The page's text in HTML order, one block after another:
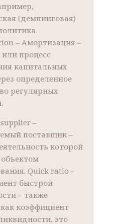
(демпинговая)
– Амортизация –
или процесс
капитальных
определенное
регулярных
–
поставщик –
которой
Quick ratio –
быстрой
– также
как коэффициент
это